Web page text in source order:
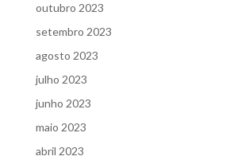
outubro 2023
setembro 2023
agosto 2023
julho 2023
junho 2023
maio 2023
abril 2023